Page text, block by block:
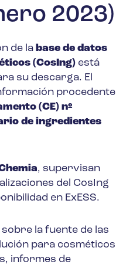
2023)
de la base de datos
(CosIng) está
su descarga. El
procedente
(CE) nº
de ingredientes
, supervisan
del CosIng
en ExESS.
la fuente de las
para cosméticos
informes de